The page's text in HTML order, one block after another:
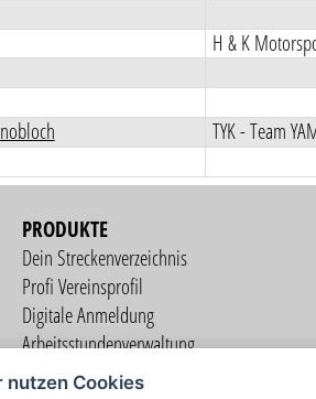
H & K
PRODUKTE
Dein Streckenverzeichnis
Profi Vereinsprofil
Digitale Anmeldung
Arbeitsstundenverwaltung
Mitgliederverwaltung
nutzen Cookies